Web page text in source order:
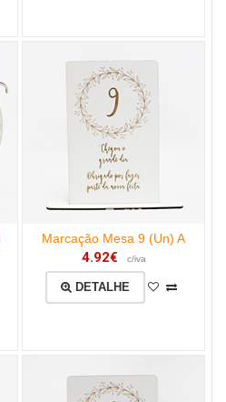
Marcação Mesa 9 (Un) A
4.92€ c/iva
DETALHE